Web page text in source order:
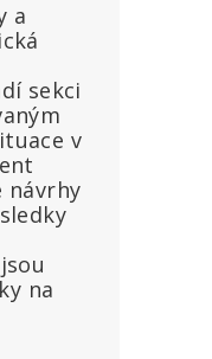
a
sekci
v
návrhy
na